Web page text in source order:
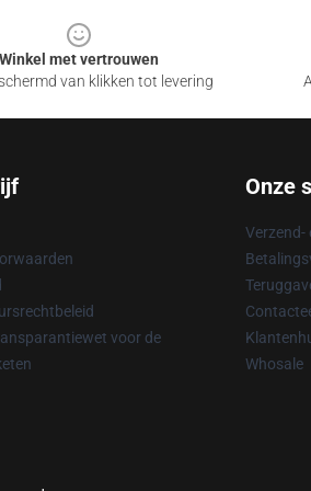
Winkel met vertrouwen
van klikken tot levering
voor de
Onze
Verzend-
Whosale